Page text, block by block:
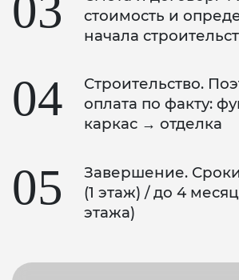
сохранения тепла (LowE)
Композитная дистанционная
теплоизоляцией для
образования конденсата на
наименьший показатель
(Ar)
Приведенное сопротивление
стоимость и
начала
04
Строительство.
оплата по факту:
каркас → отделка
05
Завершение.
(1 этаж) / до 4
этажа)